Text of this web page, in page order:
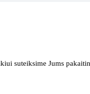
suteiksime Jums